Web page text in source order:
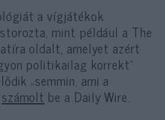
a vígjátékok
mint például a The
oldalt, amelyet azért
politikailag korrekt”
„semmin, ami a
számolt be a Daily Wire.